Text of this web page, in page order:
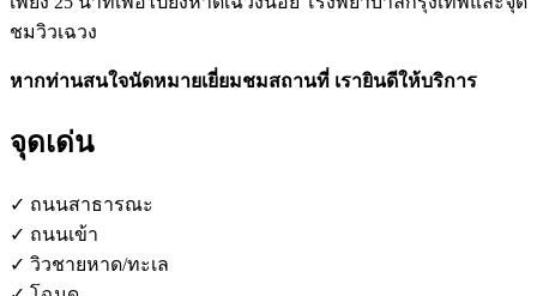
ชมวิวเฉวง
หากท่านสนใจนัดหมายเยี่ยมชมสถานที่ เรายินดีให้บริการ
จุดเด่น
✓ ถนนสาธารณะ
✓ ถนนเข้า
✓ วิวชายหาด/ทะเล